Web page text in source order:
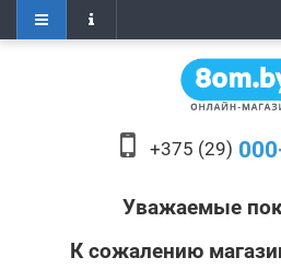
+375 (29)
Уважаемые
К сожалению